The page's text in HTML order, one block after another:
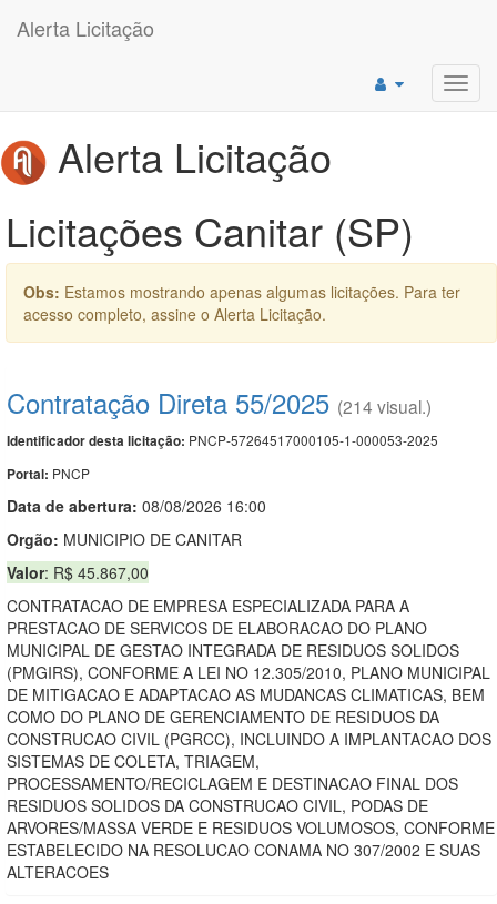
Alerta Licitação
Alerta Licitação
Licitações Canitar (SP)
Obs: Estamos mostrando apenas algumas licitações. Para ter
acesso completo, assine o Alerta Licitação.
Contratação Direta 55/2025 (214 visual.)
Identificador desta licitação: PNCP-57264517000105-1-000053-2025
Portal: PNCP
Data de abertura: 08/08/2026 16:00
Orgão: MUNICIPIO DE CANITAR
Valor: R$ 45.867,00
CONTRATACAO DE EMPRESA ESPECIALIZADA PARA A
PRESTACAO DE SERVICOS DE ELABORACAO DO PLANO
MUNICIPAL DE GESTAO INTEGRADA DE RESIDUOS SOLIDOS
(PMGIRS), CONFORME A LEI NO 12.305/2010, PLANO MUNICIPAL
DE MITIGACAO E ADAPTACAO AS MUDANCAS CLIMATICAS, BEM
COMO DO PLANO DE GERENCIAMENTO DE RESIDUOS DA
CONSTRUCAO CIVIL (PGRCC), INCLUINDO A IMPLANTACAO DOS
SISTEMAS DE COLETA, TRIAGEM,
PROCESSAMENTO/RECICLAGEM E DESTINACAO FINAL DOS
RESIDUOS SOLIDOS DA CONSTRUCAO CIVIL, PODAS DE
ARVORES/MASSA VERDE E RESIDUOS VOLUMOSOS, CONFORME
ESTABELECIDO NA RESOLUCAO CONAMA NO 307/2002 E SUAS
ALTERACOES